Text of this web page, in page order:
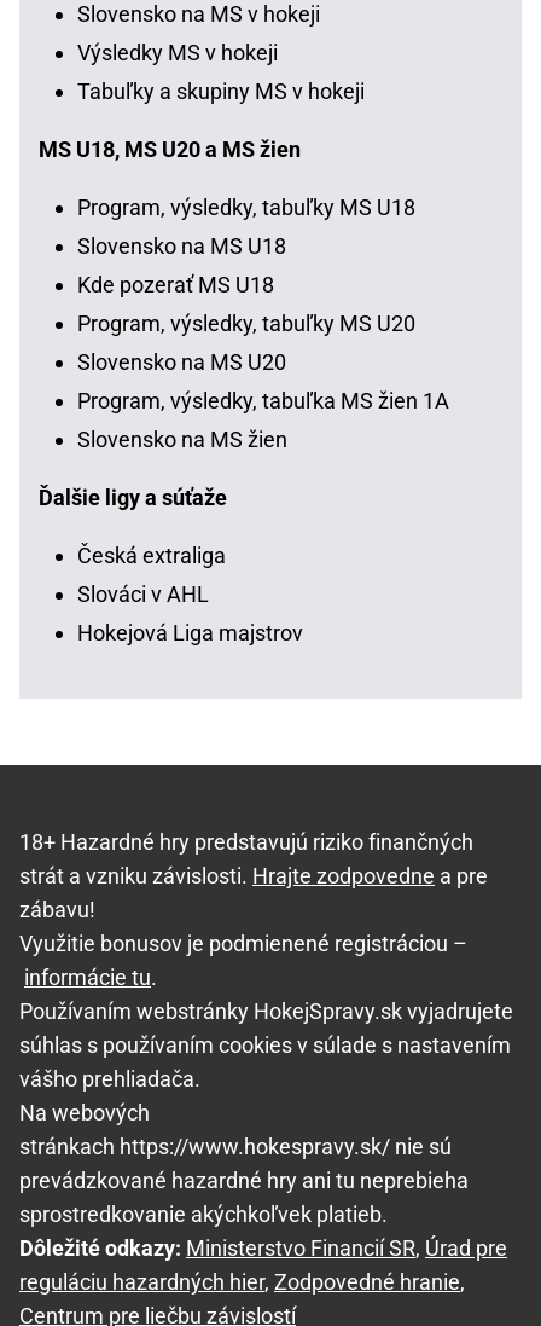
Slovensko na MS v hokeji
Výsledky MS v hokeji
Tabuľky a skupiny MS v hokeji
MS U18, MS U20 a MS žien
Program, výsledky, tabuľky MS U18
Slovensko na MS U18
Kde pozerať MS U18
Program, výsledky, tabuľky MS U20
Slovensko na MS U20
Program, výsledky, tabuľka MS žien 1A
Slovensko na MS žien
Ďalšie ligy a súťaže
Česká extraliga
Slováci v AHL
Hokejová Liga majstrov
18+ Hazardné hry predstavujú riziko finančných
strát a vzniku závislosti. Hrajte zodpovedne a pre
zábavu!
Využitie bonusov je podmienené registráciou –
informácie tu.
Používaním webstránky HokejSpravy.sk vyjadrujete
súhlas s používaním cookies v súlade s nastavením
vášho prehliadača.
Na webových
stránkach https://www.hokespravy.sk/ nie sú
prevádzkované hazardné hry ani tu neprebieha
sprostredkovanie akýchkoľvek platieb.
Dôležité odkazy: Ministerstvo Financií SR, Úrad pre
reguláciu hazardných hier, Zodpovedné hranie,
Centrum pre liečbu závislostí